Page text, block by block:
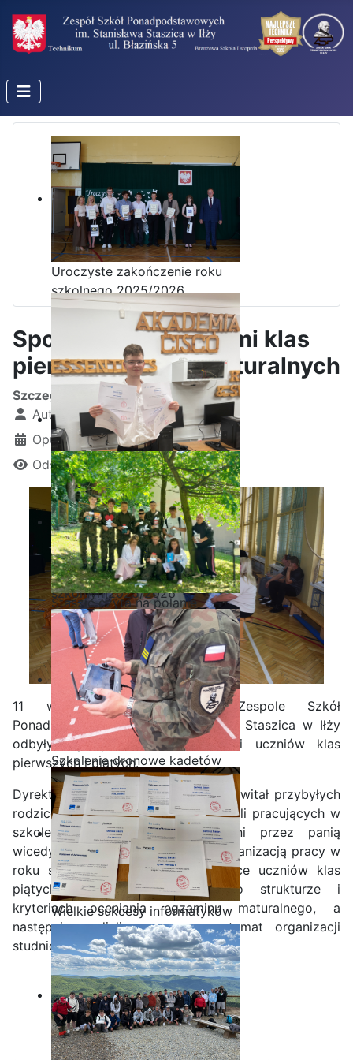
Uroczyste zakończenie roku
szkolnego 2025/2026
Ostatnia garść certyfikatów
Akademii CISCO w roku
szkolnym2025/2026
Staszic czyta na polanie
Szkolenie dronowe kadetów
OPW w Staszicu
Wielkie sukcesy informatyków
ze Staszica w Akademii
CISCO!
Spotkanie z rodzicami klas
pierwszych oraz maturalnych
Szczegóły
Autor:
Kamil Krosta
Opublikowano: 12 wrzesień 2025
Odsłon: 893
11 września 2025 r. w Zespole Szkół
Ponadpodstawowych im. Stanisława Staszica w Iłży
odbyły się spotkania z rodzicami uczniów klas
pierwszych i piątych.
Dyrektor szkoły Leszek Giemza przywitał przybyłych
rodziców oraz przedstawił nauczycieli pracujących w
szkole. Rodzice zostali zapoznani przez panią
wicedyrektor Katarzynę Koriat z organizacją pracy w
roku szkolnym 2025/2026. Rodzice uczniów klas
piątych zostali poinformowani o strukturze i
kryteriach oceniania egzaminu maturalnego, a
następnie podjęli rozmowy na temat organizacji
studniówki.
Zobacz zdjęcia